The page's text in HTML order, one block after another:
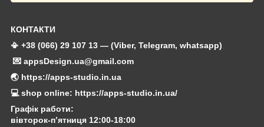
КОНТАКТИ
📳 +38 (066) 29 107 13 — (Viber, Telegram, whatsapp)
💌 appsDesign.ua@gmail.com
🌏 https://apps-studio.in.ua
💻 shop online: https://apps-studio.in.ua/
Графік работи:
вівторок-п’ятниця 12:00-18:00